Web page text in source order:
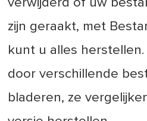
zijn geraakt, met
kunt u alles
door verschillende
bladeren, ze